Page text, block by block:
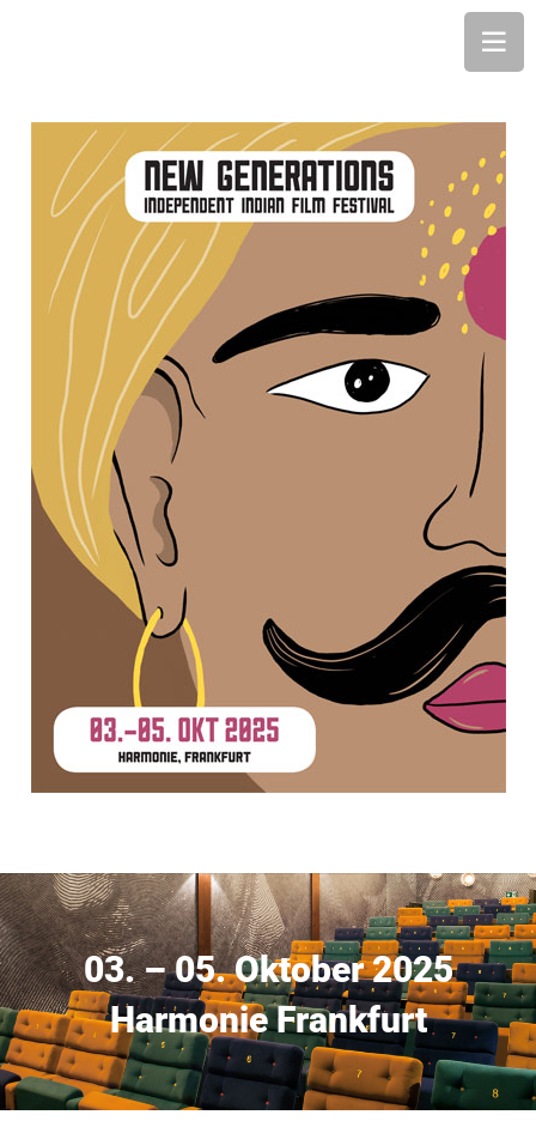
03. – 05. Oktober 2025
Harmonie Frankfurt